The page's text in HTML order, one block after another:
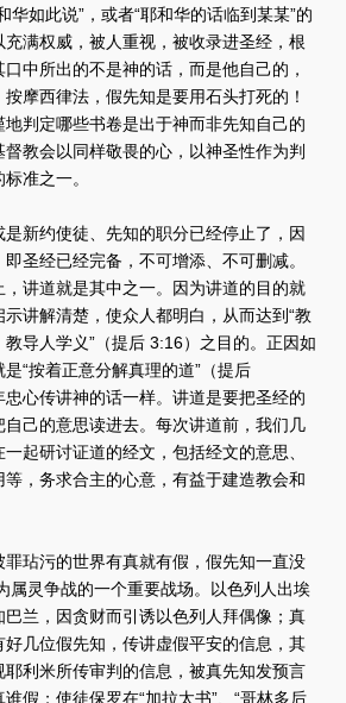
华如此说”，或者“耶和华的话临到某某”的
满权威，被人重视，被收录进圣经，根
中所出的不是神的话，而是他自己的，
摩西律法，假先知是要用石头打死的！
判定哪些书卷是出于神而非先知自己的
教会以同样敬畏的心，以神圣性作为判
准之一。
新约使徒、先知的职分已经停止了，因
圣经已经完备，不可增添、不可删减。
讲道就是其中之一。因为讲道的目的就
讲解清楚，使众人都明白，从而达到“教
导人学义”（提后 3:16）之目的。正因如
“按着正意分解真理的道”（提后
心传讲神的话一样。讲道是要把圣经的
己的意思读进去。每次讲道前，我们几
起研讨证道的经文，包括经文的意思、
，务求合主的心意，有益于建造教会和
玷污的世界有真就有假，假先知一直没
属灵争战的一个重要战场。以色列人出埃
兰，因贪财而引诱以色列人拜偶像；真
几位假先知，传讲虚假平安的信息，其
利米所传审判的信息，被真先知发预言
假；使徒保罗在“加拉太书”、“哥林多后